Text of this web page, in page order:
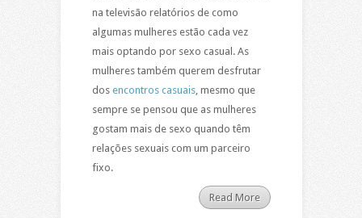
na televisão relatórios de como
algumas mulheres estão cada vez
mais optando por sexo casual. As
mulheres também querem desfrutar
dos encontros casuais, mesmo que
sempre se pensou que as mulheres
gostam mais de sexo quando têm
relações sexuais com um parceiro
fixo.
Read More